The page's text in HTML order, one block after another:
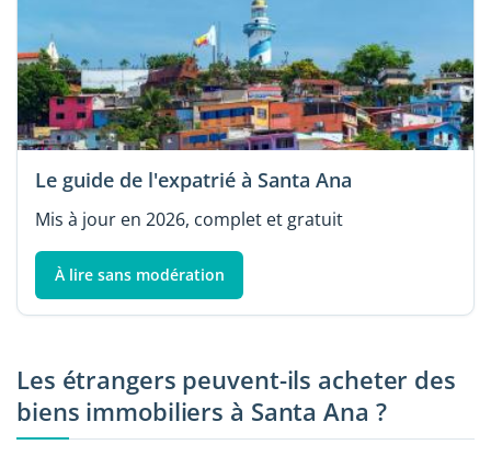
Le guide de l'expatrié à Santa Ana
Mis à jour en 2026, complet et gratuit
À lire sans modération
Les étrangers peuvent-ils acheter des
biens immobiliers à Santa Ana ?